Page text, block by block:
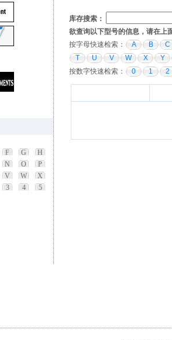
F G
H
N O
P
V W
X
3 4
5
库存搜索：
欲查询以下型号的信息，请在上
按字母快速检索：
A B
C
T
U V W X
Y
按数字快速检索：
0 1 2